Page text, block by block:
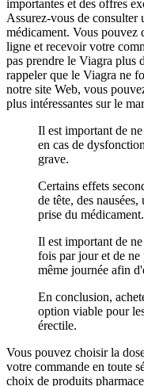
importantes et des offres
Assurez-vous de consulter
médicament. Vous pouvez
ligne et recevoir votre
pas prendre le Viagra plus
rappeler que le Viagra ne
notre site Web, vous
plus intéressantes sur le
Il est important de
en cas de
grave.
Certains effets
de tête, des
prise du médicament.
Il est important de
fois par jour et de ne
même journée afin
En conclusion,
option viable pour
érectile.
Vous pouvez choisir la
votre commande en toute
choix de produits